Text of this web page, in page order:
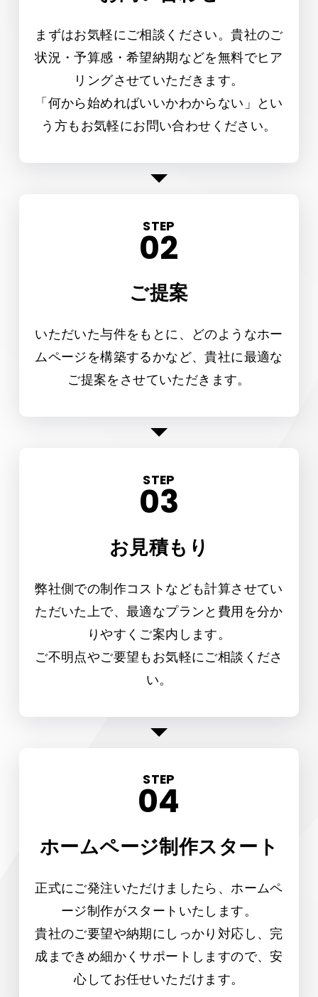
まずはお気軽にご相談ください。貴社のご
状況・予算感・希望納期などを無料でヒア
リングさせていただきます。
「何から始めればいいかわからない」とい
う方もお気軽にお問い合わせください。
STEP
ご提案
いただいた与件をもとに、どのようなホー
ムページを構築するかなど、貴社に最適な
ご提案をさせていただきます。
STEP
お見積もり
弊社側での制作コストなども計算させてい
ただいた上で、最適なプランと費用を分か
りやすくご案内します。
ご不明点やご要望もお気軽にご相談くださ
い。
STEP
ホームページ制作スタート
正式にご発注いただけましたら、ホームペ
ージ制作がスタートいたします。
貴社のご要望や納期にしっかり対応し、完
成まできめ細かくサポートしますので、安
心してお任せいただけます。